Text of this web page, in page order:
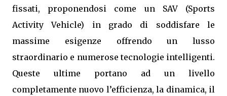
fissati, proponendosi come un SAV (Sports
Activity Vehicle) in grado di soddisfare le
massime esigenze offrendo un lusso
straordinario e numerose tecnologie intelligenti.
Queste ultime portano ad un livello
completamente nuovo l’efficienza, la dinamica, il